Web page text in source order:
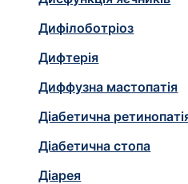
Дифілоботріоз
Дифтерія
Диффузна мастопатія
Діабетична
Діабетична стопа
Діарея